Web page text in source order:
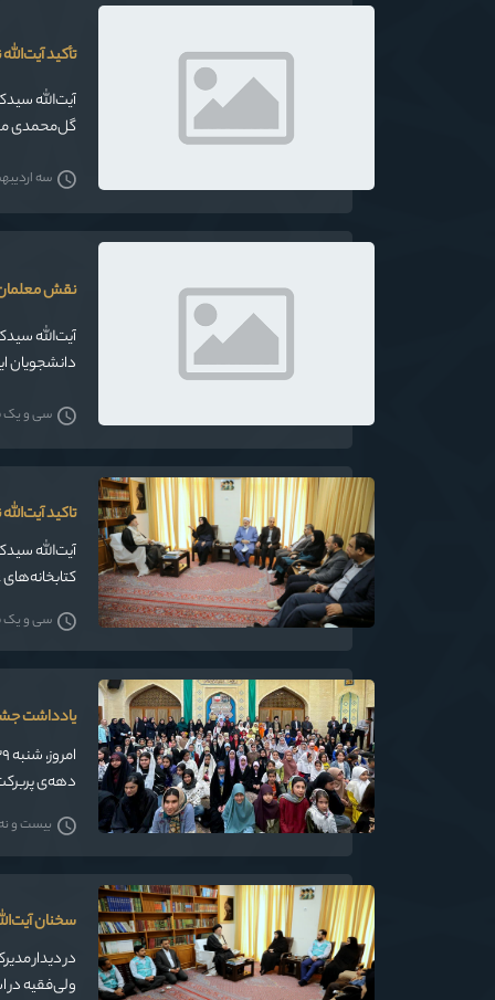
تأکید
آیت‌الله
گل‌محمدی
سه
نقش معلمان
آیت‌الله
دانشجویان
پیشرفت و
سی و یک
تاکید
آیت‌الله
سی و یک
یادداشت
دهه‌ی
بیست و نه
سخنان
در دیدار
ولی‌فقیه در